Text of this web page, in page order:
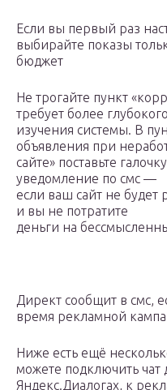
Если вы первый раз
выбирайте показы
бюджет
Не трогайте пункт
требует более глубокого
изучения системы. В
объявления при
сайте» поставьте
уведомление по смс —
если ваш сайт не будет
и вы не потратите
деньги на
Директ сообщит в смс,
время рекламной
Ниже есть ещё
можете подключить чат
Яндекс.Диалогах, к